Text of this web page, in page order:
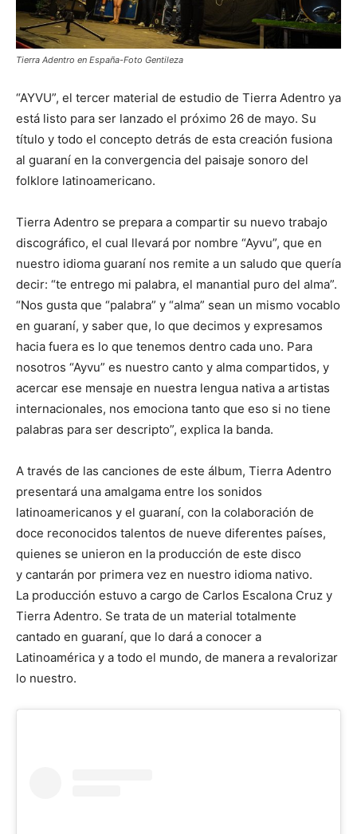
Tierra Adentro en España-Foto Gentileza
“AYVU”, el tercer material de estudio de Tierra Adentro ya
está listo para ser lanzado el próximo 26 de mayo. Su
título y todo el concepto detrás de esta creación fusiona
al guaraní en la convergencia del paisaje sonoro del
folklore latinoamericano.
Tierra Adentro se prepara a compartir su nuevo trabajo
discográfico, el cual llevará por nombre “Ayvu”, que en
nuestro idioma guaraní nos remite a un saludo que quería
decir: “te entrego mi palabra, el manantial puro del alma”.
“Nos gusta que “palabra” y “alma” sean un mismo vocablo
en guaraní, y saber que, lo que decimos y expresamos
hacia fuera es lo que tenemos dentro cada uno. Para
nosotros “Ayvu” es nuestro canto y alma compartidos, y
acercar ese mensaje en nuestra lengua nativa a artistas
internacionales, nos emociona tanto que eso si no tiene
palabras para ser descripto”, explica la banda.
A través de las canciones de este álbum, Tierra Adentro
presentará una amalgama entre los sonidos
latinoamericanos y el guaraní, con la colaboración de
doce reconocidos talentos de nueve diferentes países,
quienes se unieron en la producción de este disco
y cantarán por primera vez en nuestro idioma nativo.
La producción estuvo a cargo de Carlos Escalona Cruz y
Tierra Adentro. Se trata de un material totalmente
cantado en guaraní, que lo dará a conocer a
Latinoamérica y a todo el mundo, de manera a revalorizar
lo nuestro.